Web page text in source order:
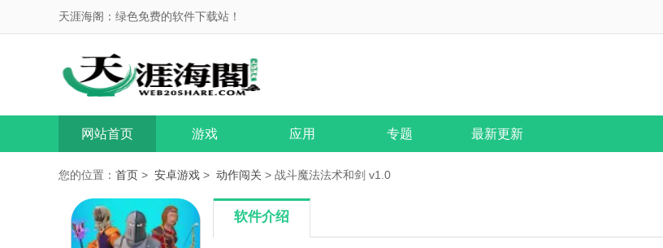
天涯海阁：绿色免费的软件下载站！
网站首页 游戏 应用 专题 最新更新
您的位置： 首页 > 安卓游戏 > 动作闯关 > 战斗魔法法术和剑 v1.0
软件介绍